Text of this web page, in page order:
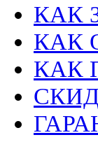
КАК
КАК
КАК